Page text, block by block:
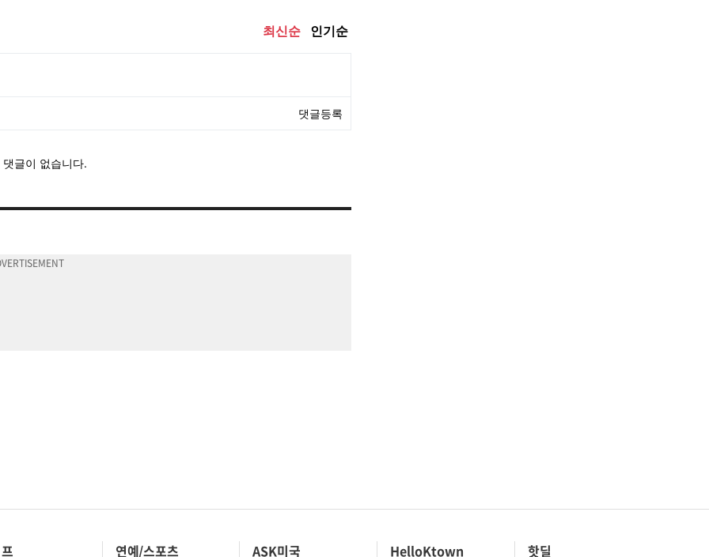
연예/스포츠 ASK미국 HelloKtown 핫딜